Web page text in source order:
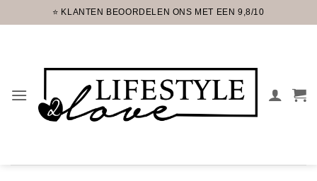
naar
⭐ KLANTEN BEOORDELEN ONS MET EEN 9,8/10